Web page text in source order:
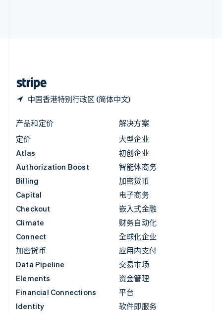
中国香港特别行政区 (简体中文)
产品和定价
定价
Atlas
Authorization Boost
Billing
Capital
Checkout
Climate
Connect
加密货币
Data Pipeline
Elements
Financial Connections
Identity
解决方案
大型企业
初创企业
智能体商务
加密货币
电子商务
嵌入式金融
财务自动化
全球化企业
应用内支付
交易市场
资金管理
平台
软件即服务